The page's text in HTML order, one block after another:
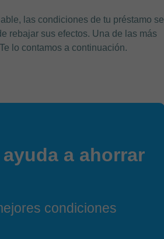
las condiciones de tu préstamo se
rebajar sus efectos. Una de las más
lo contamos a continuación.
a ahorrar
condiciones